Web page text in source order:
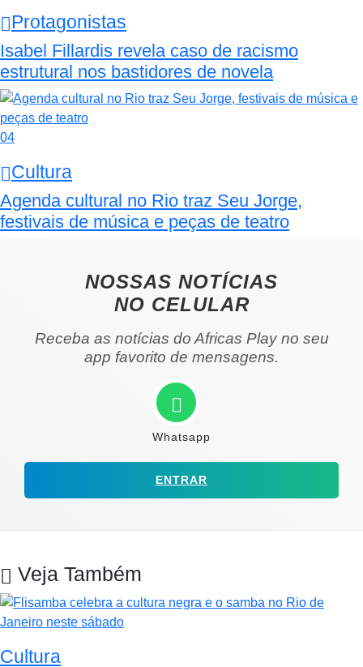
Protagonistas
Isabel Fillardis revela caso de racismo
estrutural nos bastidores de novela
04
Cultura
Agenda cultural no Rio traz Seu Jorge,
festivais de música e peças de teatro
NOSSAS NOTÍCIAS
NO CELULAR
Receba as notícias do Africas Play no seu
app favorito de mensagens.
Whatsapp
ENTRAR
Veja Também
Cultura